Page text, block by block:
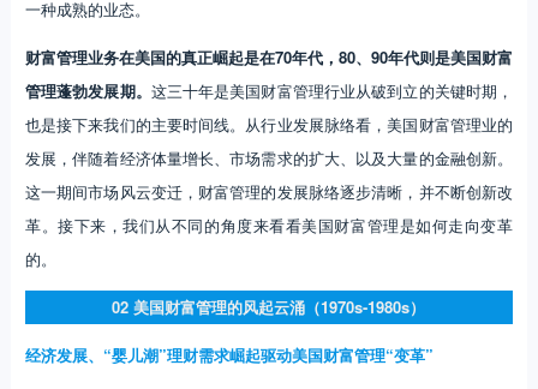
一种成熟的业态。
财富管理业务在美国的真正崛起是在70年代，80、90年代则是美国财富
管理蓬勃发展期。 这三十年是美国财富管理行业从破到立的关键时期，
也是接下来我们的主要时间线。从行业发展脉络看，美国财富管理业的
发展，伴随着经济体量增长、市场需求的扩大、以及大量的金融创新。
这一期间市场风云变迁，财富管理的发展脉络逐步清晰，并不断创新改
革。接下来，我们从不同的角度来看看美国财富管理是如何走向变革
的。
02 美国财富管理的风起云涌（1970s-1980s）
经济发展、“婴儿潮”理财需求崛起驱动美国财富管理“变革”